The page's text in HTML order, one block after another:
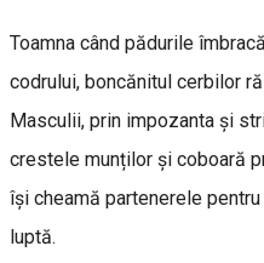
Toamna când pădurile
codrului, boncănitul cerbilor
Masculii, prin impozanta și
crestele munților și coboară
își cheamă partenerele
luptă.